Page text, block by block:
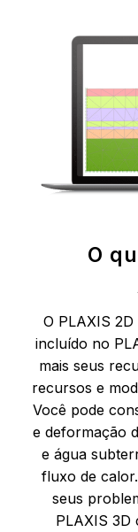
O
O PLAXIS
incluído no
mais seus
recursos e
Você pode
e deformação
e água
fluxo de
seus
PLAXIS